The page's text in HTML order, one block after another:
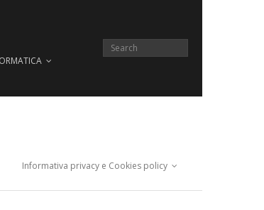
Informativa privacy e Cookies policy